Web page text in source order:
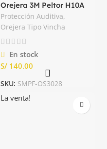
Orejera 3M Peltor H10A
con Banda 30dB
Protección Auditiva,
Orejera Tipo Vincha
En stock
S/
SKU: SMPF-OS3028
La venta!